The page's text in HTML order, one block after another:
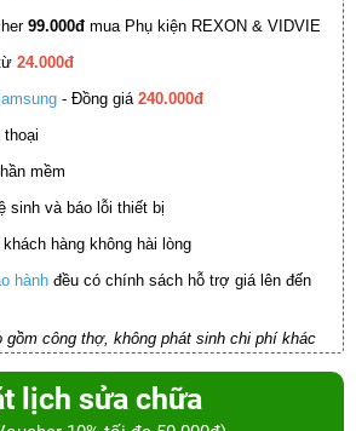
99.000đ mua Phụ kiện REXON & VIDVIE
24.000đ
- Đồng giá 240.000đ
mềm
sinh và báo lỗi thiết bị
khách hàng không hài lòng
hành đều có chính sách hỗ trợ giá lên đến
gồm công thợ, không phát sinh chi phí khác
lịch sửa chữa